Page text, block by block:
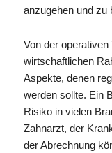
anzugehen und zu
Von der
wirtschaftlichen
Aspekte, denen
werden sollte. Ein
Risiko in vielen
Zahnarzt, der
der Abrechnung